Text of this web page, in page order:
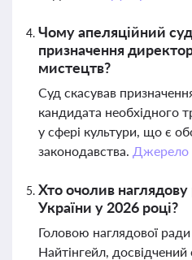
Чому апеляційний
призначення
мистецтв?
Суд скасував
кандидата необхідного
у сфері культури, що є
законодавства. Джерело
Хто очолив
України у 2026 році?
Головою наглядової
Найтінгейл,